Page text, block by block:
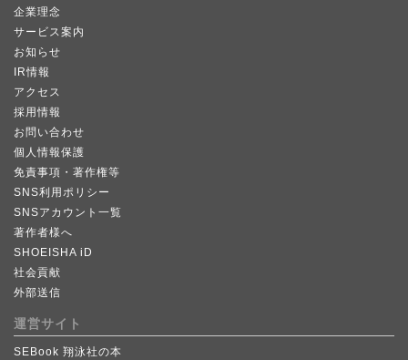
企業理念
サービス案内
お知らせ
IR情報
アクセス
採用情報
お問い合わせ
個人情報保護
免責事項・著作権等
SNS利用ポリシー
SNSアカウント一覧
著作者様へ
SHOEISHA iD
社会貢献
外部送信
運営サイト
SEBook 翔泳社の本